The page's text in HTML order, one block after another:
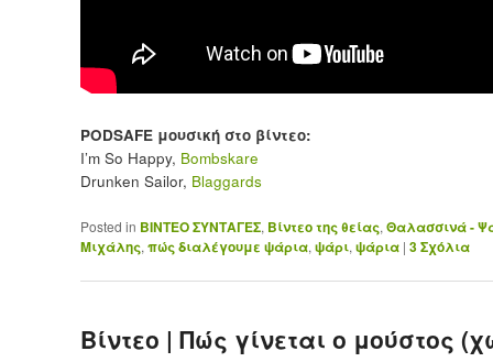
PODSAFE μουσική στο βίντεο:
I’m So Happy, Bombskare
Drunken Sailor, Blaggards
Posted in ΒΙΝΤΕΟ ΣΥΝΤΑΓΕΣ, Βίντεο της θείας, Θαλασσινά -
Μιχάλης, πώς διαλέγουμε ψάρια, ψάρι, ψάρια | 3Σχόλια
Βίντεο | Πώς γίνεται ο μούστος